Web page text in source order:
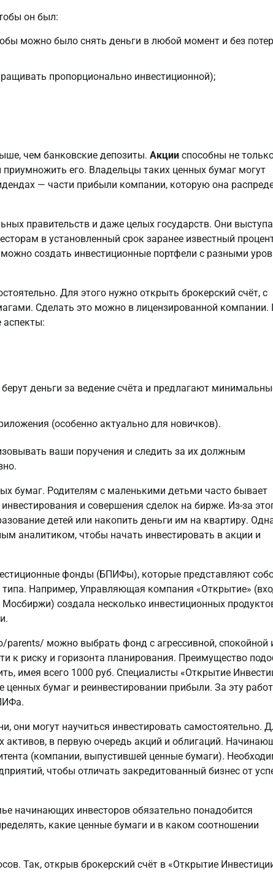
он был:
можно было снять деньги в любой момент и без
пропорционально инвестиционной);
чем банковские депозиты. Акции способны не
его. Владельцы таких ценных бумаг могут
— части прибыли компании, которую она
правительств и даже целых государств. Они
в установленный срок заранее известный
создать инвестиционные портфели с разными
Для этого нужно открыть брокерский счёт, с
Сделать это можно в лицензированной компании.
деньги за ведение счёта и предлагают
(особенно актуально для новичков).
ваши поручения и следить за их должным
бумаг. Родителям с маленькими детьми часто бывает
и совершения сделок на бирже. Из-за
детей или накопить деньги им на квартиру.
аналитиком, чтобы начать инвестировать в акции и
фонды (БПИФы), которые представляют
Например, Управляющая компания «Открытие»
создала несколько инвестиционных
можно выбрать фонд с агрессивной, спокойной
к риску и горизонта планирования. Преимущество
имея всего 1000 руб. Специалисты «Открытие
бумаг и реинвестировании прибыли. За эту
они могут научиться инвестировать самостоятельно.
активов, в первую очередь акций и облигаций.
(компании, выпустившей ценные бумаги).
чтобы отличать закредитованный бизнес от
начинающих инвесторов обязательно понадобится
какие ценные бумаги и в каком соотношении
Так, открыв брокерский счёт в «Открытие